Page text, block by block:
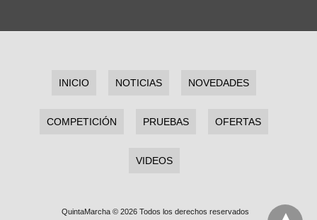
INICIO NOTICIAS NOVEDADES
COMPETICIÓN PRUEBAS OFERTAS
VIDEOS
QuintaMarcha © 2026 Todos los derechos reservados